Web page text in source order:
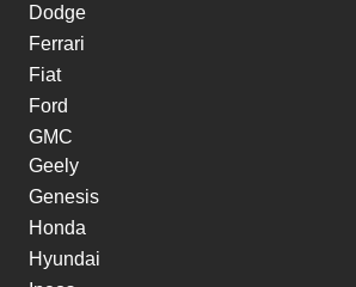
Dodge
Ferrari
Fiat
Ford
GMC
Geely
Genesis
Honda
Hyundai